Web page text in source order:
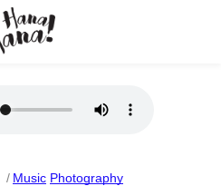
Music Photography